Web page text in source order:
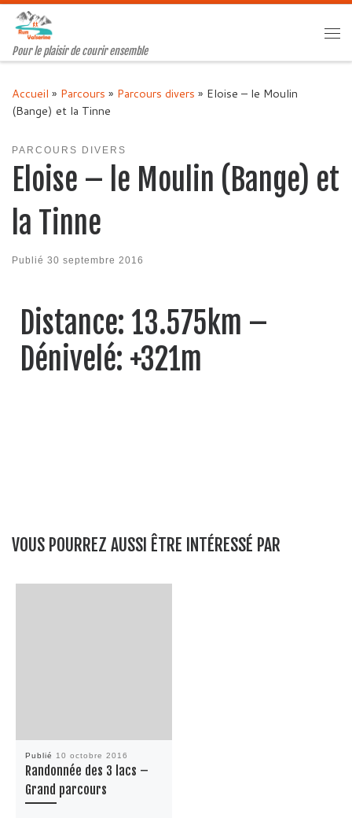
Passer au contenu
Pour le plaisir de courir ensemble
Accueil » Parcours » Parcours divers » Eloise – le Moulin
(Bange) et la Tinne
PARCOURS DIVERS
Eloise – le Moulin (Bange) et
la Tinne
Publié 30 septembre 2016
Distance: 13.575km –
Dénivelé: +321m
VOUS POURREZ AUSSI ÊTRE INTÉRESSÉ PAR
Publié 10 octobre 2016
Randonnée des 3 lacs –
Grand parcours